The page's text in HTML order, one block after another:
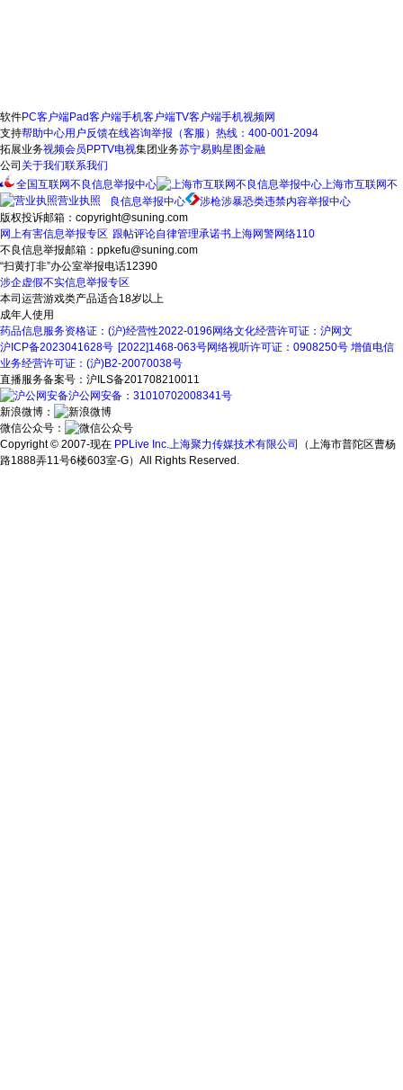
软件PC客户端Pad客户端手机客户端TV客户端手机视频网
支持帮助中心用户反馈在线咨询举报（客服）热线：400-001-2094
拓展业务视频会员 PPTV电视集团业务苏宁易购星图金融
公司 关于我们联系我们
全国互联网不良信息举报中心
上海市互联网不
良信息举报中心
涉枪涉暴恐类违禁内容举报中心
营业执照
版权投诉邮箱：copyright@suning.com
跟帖评论自律管理承诺书
网上有害信息举报专区
上海网警网络110
不良信息举报邮箱：ppkefu@suning.com
“扫黄打非”办公室举报电话12390
涉企虚假不实信息举报专区
本司运营游戏类产品适合18岁以上
成年人使用
药品信息服务资格证：(沪)经营性2022-0196 网络文化经营许可证：沪网文
[2022]1468-063号
沪ICP备2023041628号 网络视听许可证：0908250号 增值电信
业务经营许可证：(沪)B2-20070038号
直播服务备案号：沪ILS备201708210011
沪公网安备：31010702008341号
新浪微博：
微信公众号：
Copyright © 2007-现在 PPLive Inc.上海聚力传媒技术有限公司
（上海市普陀区曹杨
路1888弄11号6楼603室-G）All Rights Reserved.